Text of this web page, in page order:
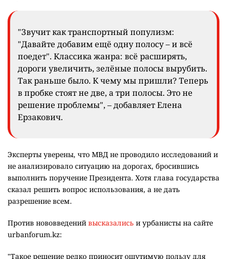
"Звучит как транспортный популизм:
"Давайте добавим ещё одну полосу – и всё
поедет". Классика жанра: всё расширять,
дороги увеличить, зелёные полосы вырубить.
Так раньше было. К чему мы пришли? Теперь
в пробке стоят не две, а три полосы. Это не
решение проблемы", – добавляет Елена
Ерзакович.
Эксперты уверены, что МВД не проводило исследований и
не анализировало ситуацию на дорогах, бросившись
выполнить поручение Президента. Хотя глава государства
сказал решить вопрос использования, а не дать
разрешение всем.
Против нововведений высказались и урбанисты на сайте
urbanforum.kz:
"Такое решение редко приносит ощутимую пользу для